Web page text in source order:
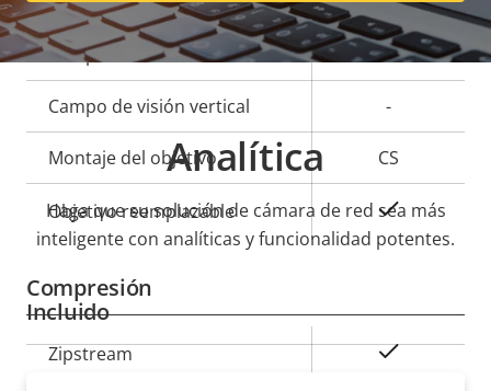
de
propiedad
la
propiedad
Campo de visión horizontal -
Campo de visión vertical -
Montaje del objetivo CS
Objetivo reemplazable Sí
Compresión
Descripción
Valor de
Zipstream Sí
Analítica
Haga que su solución de cámara de red sea más
inteligente con analíticas y funcionalidad potentes.
Incluido